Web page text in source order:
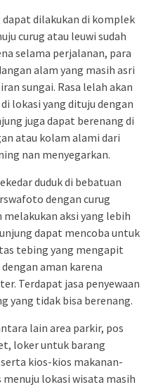
dilakukan di komplek
curug atau leuwi sudah
selama perjalanan, para
alam yang masih asri
sungai. Rasa lelah akan
lokasi yang dituju dengan
juga dapat berenang di
atau kolam alami dari
nan menyegarkan.
duduk di bebatuan
dengan curug
aksi yang lebih
dapat mencoba untuk
tebing yang mengapit
aman karena
Terdapat jasa penyewaan
yang tidak bisa berenang.
lain area parkir, pos
loker untuk barang
kios-kios makanan-
menuju lokasi wisata masih